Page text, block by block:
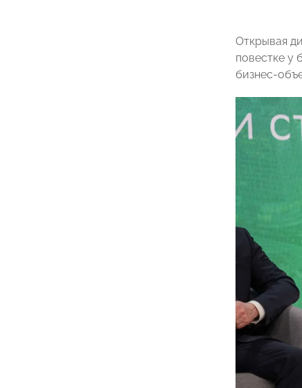
Открывая
повестке у
бизнес-